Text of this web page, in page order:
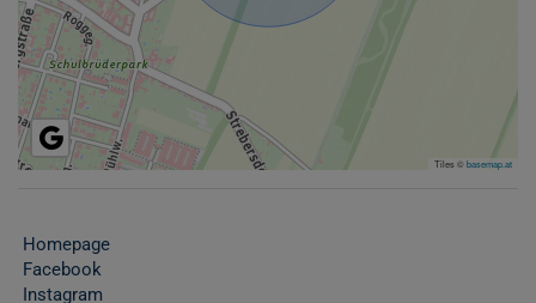
Tiles ©basemap.at
Homepage
Facebook
Instagram